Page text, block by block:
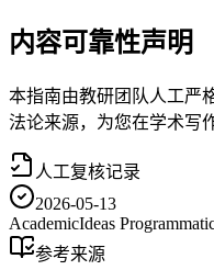
内容可靠性声明
本指南由教研团队人工严
法论来源，为您在学术写
人工复核记录
2026-05-13
AcademicIdeas
参考来源